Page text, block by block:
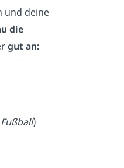
und deine
die
gut an:
Fußball)